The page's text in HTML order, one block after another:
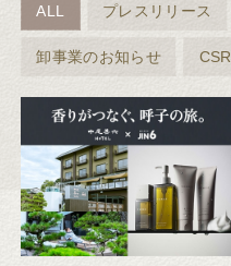
ALL プレスリリース
卸事業のお知らせ CSR